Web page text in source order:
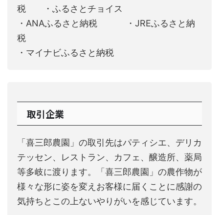
税 ・ふるさとチョイス
・ANAふるさと納税 ・JREふるさと納
税
・マイナビふるさと納税
取引企業
「喜三郎農園」の取引先はパティシエ、デリカ
テッセン、レストラン、カフェ、醸造所、薬局
等多岐に渡ります。「喜三郎農園」の農作物が
様々な形に姿を変えお客様に届くことに感謝の
気持ちとこの上ないやりがいを感じています。